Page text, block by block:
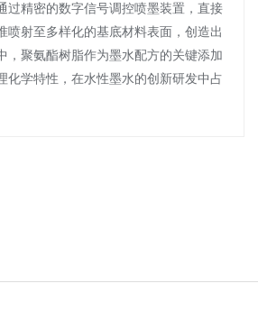
过精密的数字信号调控喷墨装置，直接
喷射至多样化的基底材料表面，创造出
，聚氨酯树脂作为墨水配方的关键添加
化学特性，在水性墨水的创新研发中占